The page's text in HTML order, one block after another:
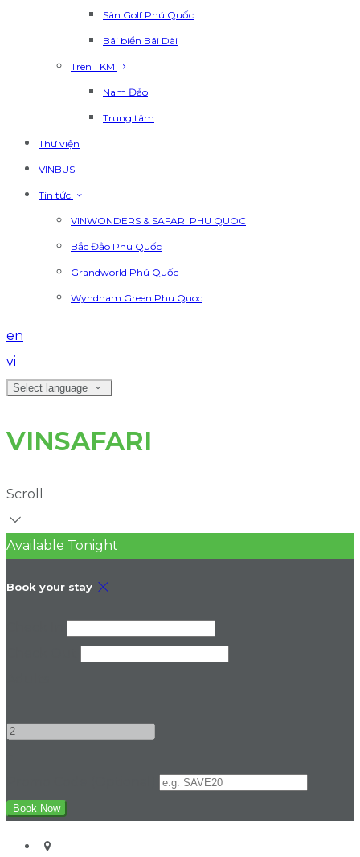
Sân Golf Phú Quốc
Bãi biển Bãi Dài
Trên 1 KM
Nam Đảo
Trung tâm
Thư viện
VINBUS
Tin tức
VINWONDERS & SAFARI PHU QUOC
Bắc Đảo Phú Quốc
Grandworld Phú Quốc
Wyndham Green Phu Quoc
en
vi
Select language
VINSAFARI
Scroll
Available Tonight
Book your stay